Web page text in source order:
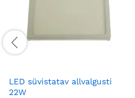
LED süvistatav allvalgusti
22W